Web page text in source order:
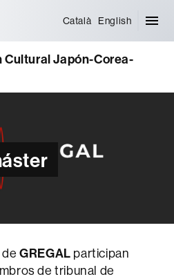
Català English
Cultural Japón-Corea-
GREGAL participan
de tribunal de